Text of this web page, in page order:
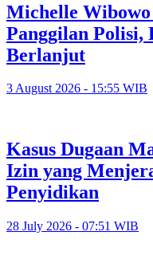
Michelle
Panggilan Polisi,
Berlanjut
3 August 2026 - 15:55 WIB
Kasus Dugaan
Izin yang
Penyidikan
28 July 2026 - 07:51 WIB